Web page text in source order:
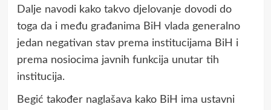
Dalje navodi kako takvo djelovanje dovodi do
toga da i među građanima BiH vlada generalno
jedan negativan stav prema institucijama BiH i
prema nosiocima javnih funkcija unutar tih
institucija.
Begić također naglašava kako BiH ima ustavni